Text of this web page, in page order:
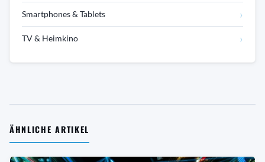
Smartphones & Tablets ›
TV & Heimkino ›
ÄHNLICHE ARTIKEL